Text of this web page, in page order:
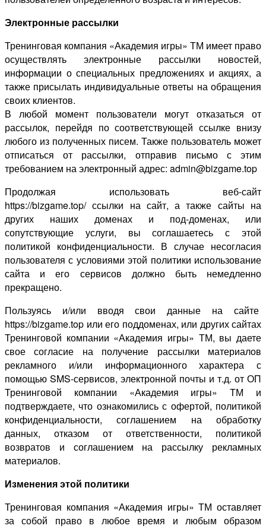
Электронные рассылки
Тренинговая компания «Академия игры» ТМ имеет право
осуществлять электронные рассылки новостей,
информации о специальных предложениях и акциях, а
также присылать индивидуальные ответы на обращения
своих клиентов.
В любой момент пользователи могут отказаться от
рассылок, перейдя по соответствующей ссылке внизу
любого из полученных писем. Также пользователь может
отписаться от рассылки, отправив письмо с этим
требованием на электронный адрес: admin@bizgame.top
Продолжая использовать веб-сайт
https://bizgame.top/ ссылки на сайт, а также сайты на
других наших доменах и под-доменах, или
сопутствующие услуги, вы соглашаетесь с этой
политикой конфиденциальности. В случае несогласия
пользователя с условиями этой политики использование
сайта и его сервисов должно быть немедленно
прекращено.
Пользуясь и/или вводя свои данные на сайте
https://bizgame.top или его поддоменах, или других сайтах
Тренинговой компании «Академия игры» ТМ, вы даете
свое согласие на получение рассылки материалов
рекламного и/или информационного характера с
помощью SMS-сервисов, электронной почты и т.д. от ОП
Тренинговой компании «Академия игры» ТМ и
подтверждаете, что ознакомились с офертой, политикой
конфиденциальности, соглашением на обработку
данных, отказом от ответственности, политикой
возвратов и соглашением на рассылку рекламных
материалов.
Изменения этой политики
Тренинговая компания «Академия игры» ТМ оставляет
за собой право в любое время и любым образом